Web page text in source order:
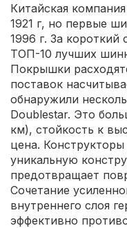
Китайская
1921 г, но первые
1996 г. За
ТОП-10 лучших
Покрышки
поставок
обнаружили
Doublestar. Это
км), стойкость к
цена.
уникальную
предотвращает
Сочетание
внутреннего слоя
эффективно